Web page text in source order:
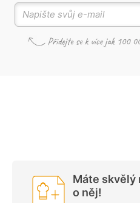
Máte skvělý
o něj!